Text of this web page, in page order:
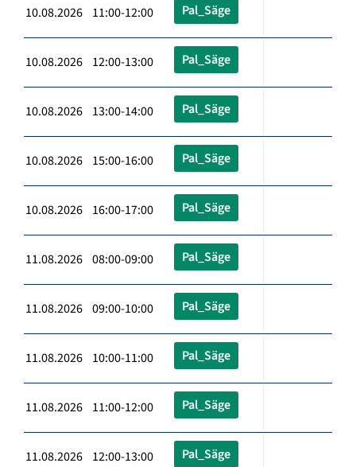
10.08.2026 11:00-12:00 Pal_Säge
10.08.2026 12:00-13:00 Pal_Säge
10.08.2026 13:00-14:00 Pal_Säge
10.08.2026 15:00-16:00 Pal_Säge
10.08.2026 16:00-17:00 Pal_Säge
11.08.2026 08:00-09:00 Pal_Säge
11.08.2026 09:00-10:00 Pal_Säge
11.08.2026 10:00-11:00 Pal_Säge
11.08.2026 11:00-12:00 Pal_Säge
11.08.2026 12:00-13:00 Pal_Säge